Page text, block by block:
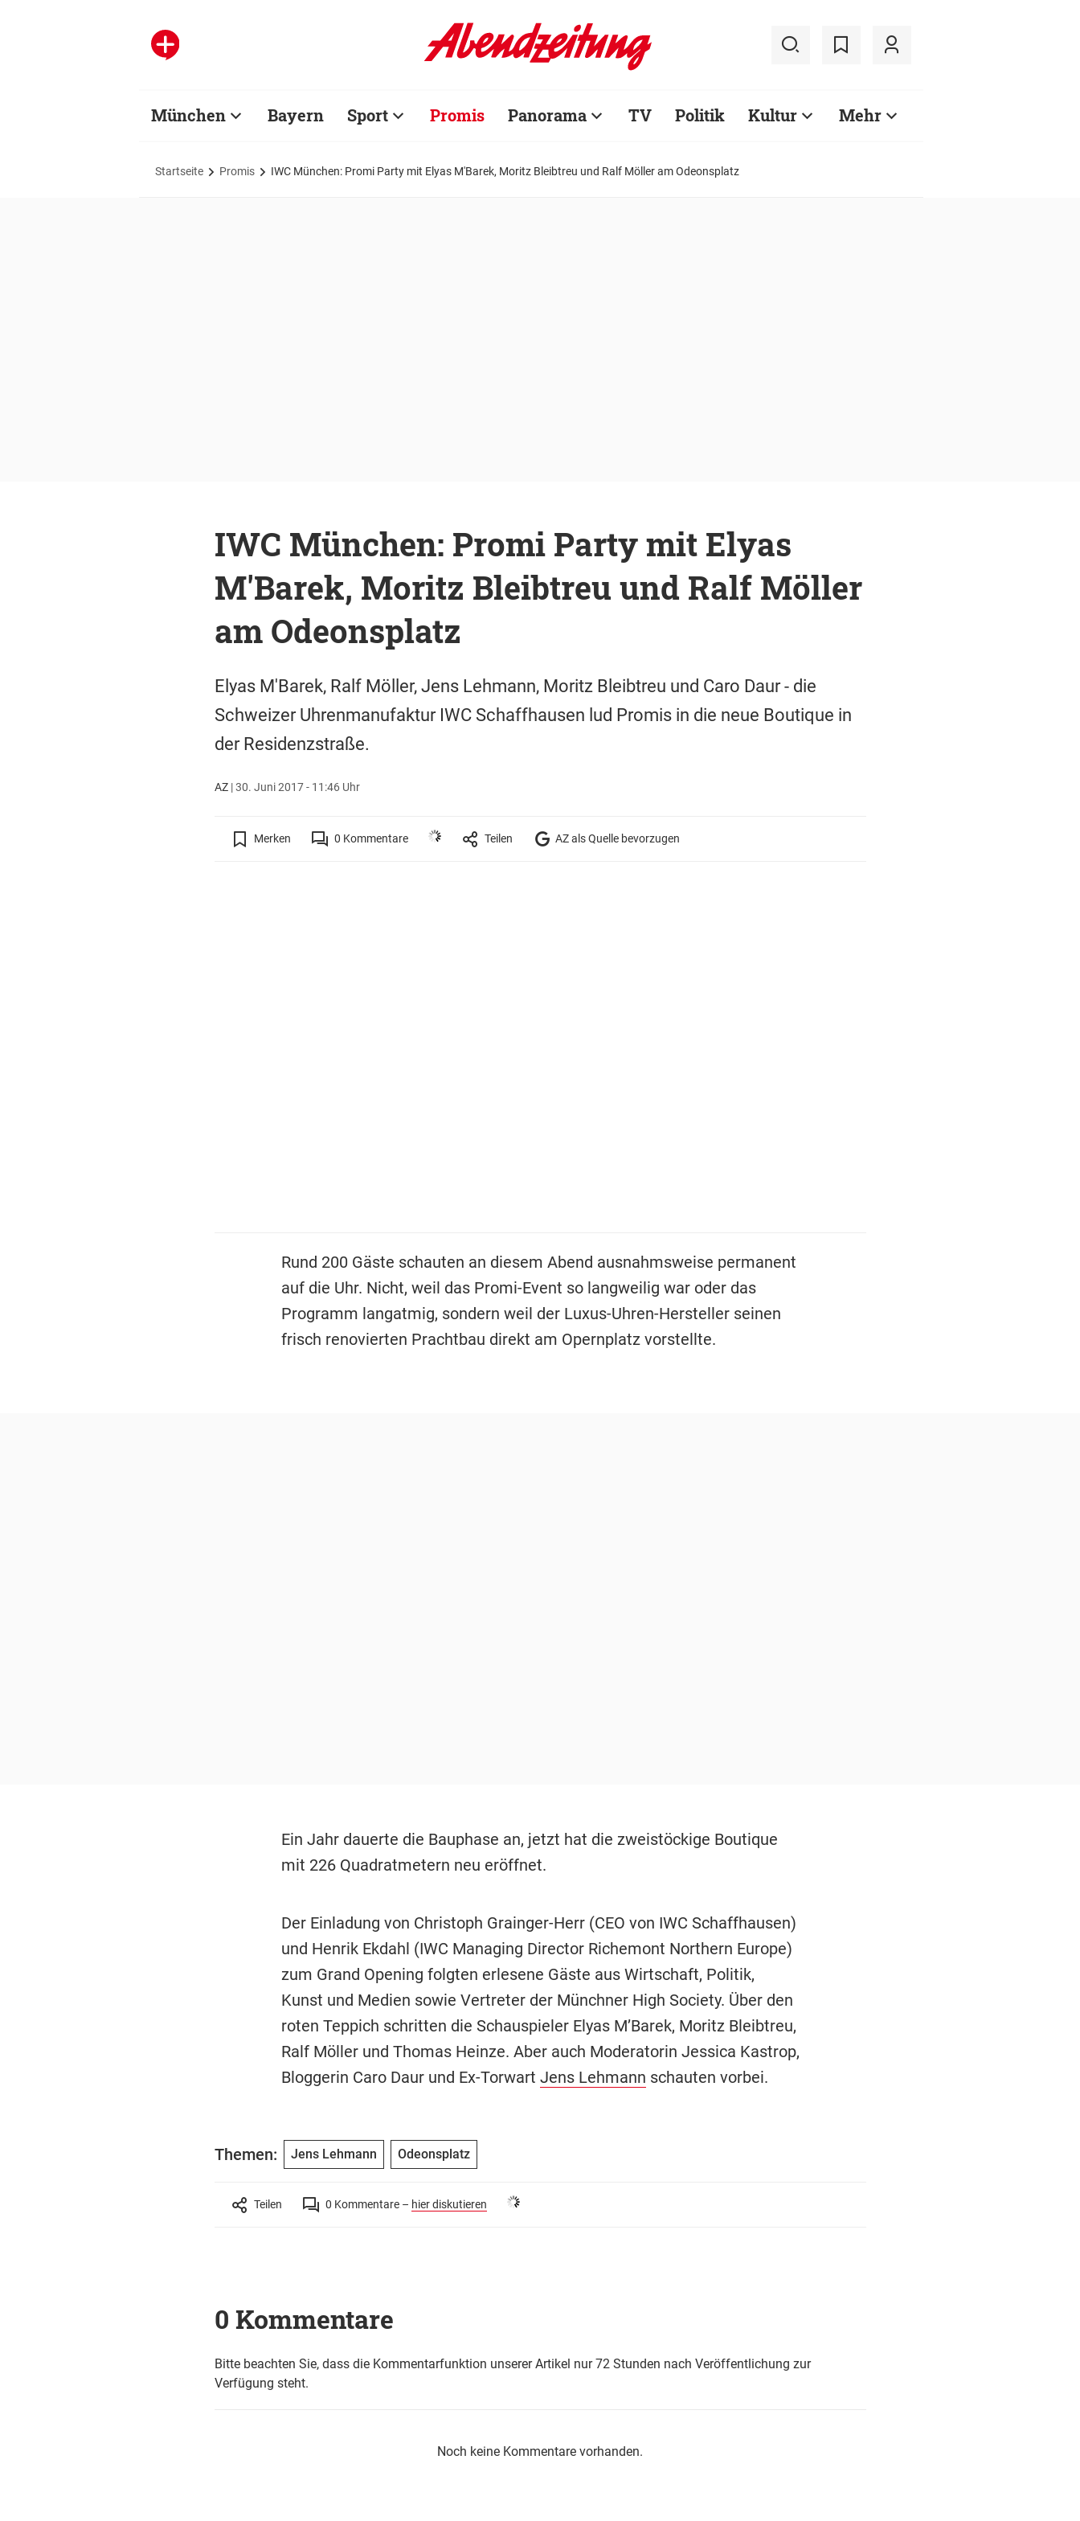
München Bayern Sport Promis Panorama TV Politik Kultur Mehr
Startseite Promis IWC München: Promi Party mit Elyas M'Barek, Moritz Bleibtreu und Ralf Möller am Odeonsplatz
IWC München: Promi Party mit Elyas
M'Barek, Moritz Bleibtreu und Ralf Möller
am Odeonsplatz
Elyas M'Barek, Ralf Möller, Jens Lehmann, Moritz Bleibtreu und Caro Daur - die
Schweizer Uhrenmanufaktur IWC Schaffhausen lud Promis in die neue Boutique in
der Residenzstraße.
AZ|30. Juni 2017 - 11:46 Uhr
Merken 0 Kommentare Teilen AZ als Quelle bevorzugen
Rund 200 Gäste schauten an diesem Abend ausnahmsweise permanent
auf die Uhr. Nicht, weil das Promi-Event so langweilig war oder das
Programm langatmig, sondern weil der Luxus-Uhren-Hersteller seinen
frisch renovierten Prachtbau direkt am Opernplatz vorstellte.
Ein Jahr dauerte die Bauphase an, jetzt hat die zweistöckige Boutique
mit 226 Quadratmetern neu eröffnet.
Der Einladung von Christoph Grainger-Herr (CEO von IWC Schaffhausen)
und Henrik Ekdahl (IWC Managing Director Richemont Northern Europe)
zum Grand Opening folgten erlesene Gäste aus Wirtschaft, Politik,
Kunst und Medien sowie Vertreter der Münchner High Society. Über den
roten Teppich schritten die Schauspieler Elyas M’Barek, Moritz Bleibtreu,
Ralf Möller und Thomas Heinze. Aber auch Moderatorin Jessica Kastrop,
Bloggerin Caro Daur und Ex-Torwart Jens Lehmann schauten vorbei.
Themen: Jens Lehmann Odeonsplatz
Teilen 0 Kommentare – hier diskutieren
0 Kommentare
Bitte beachten Sie, dass die Kommentarfunktion unserer Artikel nur 72 Stunden nach Veröffentlichung zur
Verfügung steht.
Noch keine Kommentare vorhanden.